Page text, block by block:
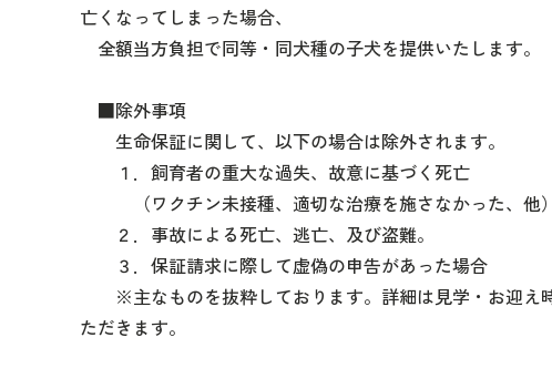
亡くなってしまった場合、
全額当方負担で同等・同犬種の子犬を提供いたします。
■除外事項
生命保証に関して、以下の場合は除外されます。
１．飼育者の重大な過失、故意に基づく死亡
（ワクチン未接種、適切な治療を施さなかった、他）
２．事故による死亡、逃亡、及び盗難。
３．保証請求に際して虚偽の申告があった場合
※主なものを抜粋しております。詳細は見学・お迎え
ただきます。